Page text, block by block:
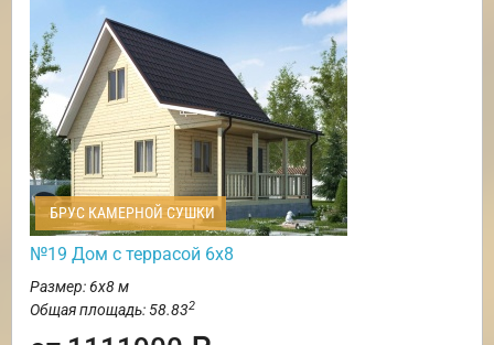
БРУС КАМЕРНОЙ СУШКИ
№19 Дом с террасой 6х8
Размер: 6х8 м
Общая площадь: 58.832